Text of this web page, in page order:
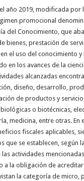
año 2019, modificada por
promocional
del Conocimiento, que
bienes, prestación de
el uso del conocimiento
en los avances de la
alcanzadas
diseño, desarrollo,
de productos y
o biotécnicas,
medicina, entre otras. En
fiscales aplicables,
que se establecen, según
actividades
a la obligación de
la categoría de micro,